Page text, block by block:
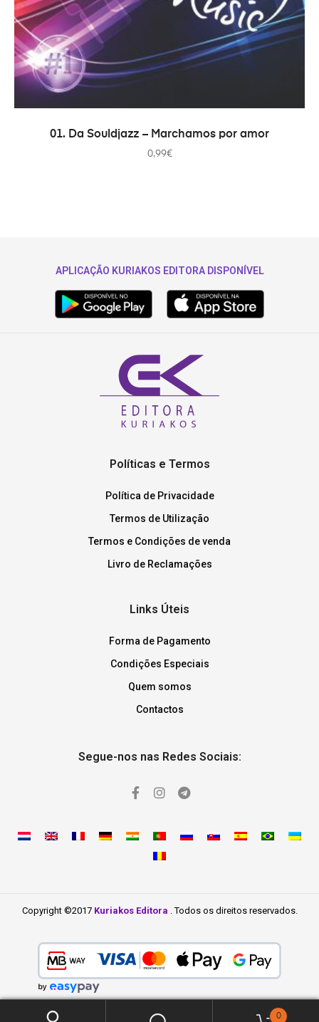
ADICIONAR
01. Da Souldjazz – Marchamos por amor
0.99€
APLICAÇÃO KURIAKOS EDITORA DISPONÍVEL
Políticas e Termos
Política de Privacidade
Termos de Utilização
Termos e Condições de venda
Livro de Reclamações
Links Úteis
Forma de Pagamento
Condições Especiais
Quem somos
Contactos
Segue-nos nas Redes Sociais:
Copyright ©2017 Kuriakos Editora . Todos os direitos reservados.
0